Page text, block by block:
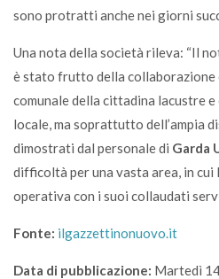
sono protratti anche nei giorni
Una nota della società rileva: “Il
è stato frutto della collaborazione
comunale della cittadina lacustre
locale, ma soprattutto dell’ampia
dimostrati dal personale di Garda
difficoltà per una vasta area, in cui
operativa con i suoi collaudati
Fonte: ilgazzettinonuovo.it
Data di pubblicazione: Martedì